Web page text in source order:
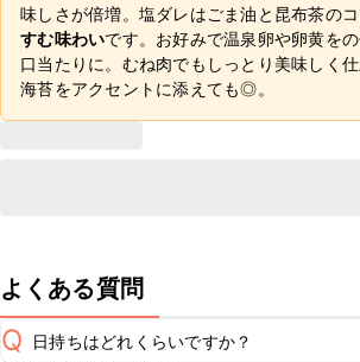
味しさが倍増。塩ダレはごま油と昆布茶の
すむ味わいです。お好みで温泉卵や卵黄を
口当たりに。むね肉でもしっとり美味しく
海苔をアクセントに添えても◎。
よくある質問
Q 日持ちはどれくらいですか？